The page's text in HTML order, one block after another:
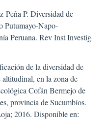
Peña P. Diversidad de
Putumayo-Napo-
Peruana. Rev Inst Investig
de la diversidad de
en la zona de
Cofán Bermejo de
provincia de Sucumbíos.
2016. Disponible en: